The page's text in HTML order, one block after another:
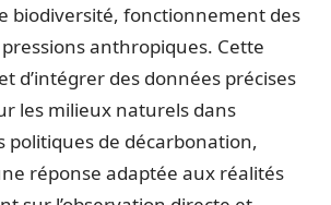
biodiversité, fonctionnement des
anthropiques. Cette
d’intégrer des données précises
les milieux naturels dans
politiques de décarbonation,
réponse adaptée aux réalités